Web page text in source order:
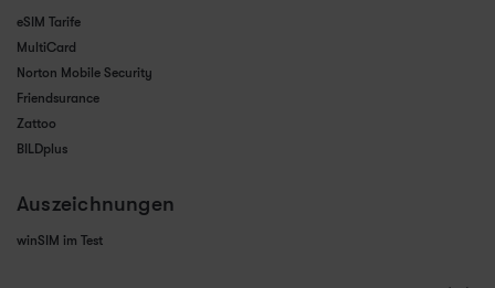
eSIM Tarife
MultiCard
Norton Mobile Security
Friendsurance
Zattoo
BILDplus
Auszeichnungen
winSIM im Test